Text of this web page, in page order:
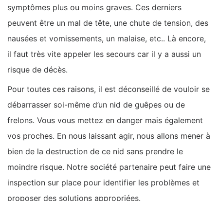
symptômes plus ou moins graves. Ces derniers
peuvent être un mal de tête, une chute de tension, des
nausées et vomissements, un malaise, etc.. Là encore,
il faut très vite appeler les secours car il y a aussi un
risque de décès.
Pour toutes ces raisons, il est déconseillé de vouloir se
débarrasser soi-même d’un nid de guêpes ou de
frelons. Vous vous mettez en danger mais également
vos proches. En nous laissant agir, nous allons mener à
bien de la destruction de ce nid sans prendre le
moindre risque. Notre société partenaire peut faire une
inspection sur place pour identifier les problèmes et
proposer des solutions appropriées.